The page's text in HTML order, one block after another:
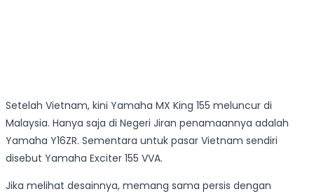
Setelah Vietnam, kini Yamaha MX King 155 meluncur di
Malaysia. Hanya saja di Negeri Jiran penamaannya adalah
Yamaha Y16ZR. Sementara untuk pasar Vietnam sendiri
disebut Yamaha Exciter 155 VVA.
Jika melihat desainnya, memang sama persis dengan